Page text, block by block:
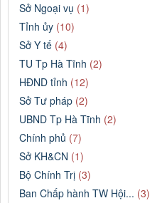
Sở Ngoại vụ (1)
Tỉnh ủy (10)
Sở Y tế (4)
TU Tp Hà Tĩnh (2)
HĐND tỉnh (12)
Sở Tư pháp (2)
UBND Tp Hà Tĩnh (2)
Chính phủ (7)
Sở KH&CN (1)
Bộ Chính Trị (3)
Ban Chấp hành TW Hội... (3)